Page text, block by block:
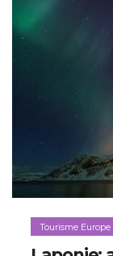
Tourisme